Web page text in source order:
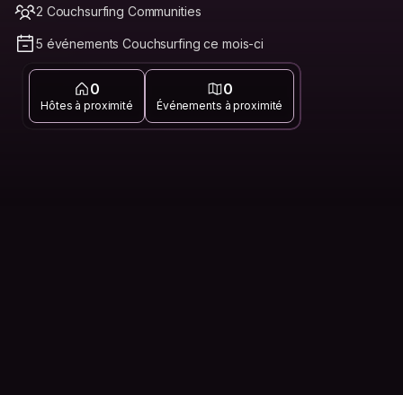
2 Couchsurfing Communities
5 événements Couchsurfing ce mois-ci
0
Hôtes à proximité
0
Événements à proximité